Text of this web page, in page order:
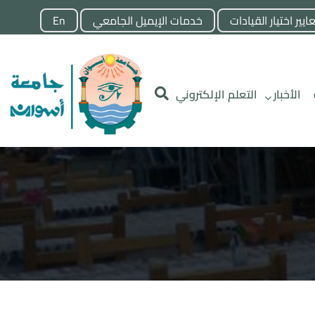
En خدمات الإيميل الجامعي اختيار القيادات
التعلم الإلكتروني الأخبار